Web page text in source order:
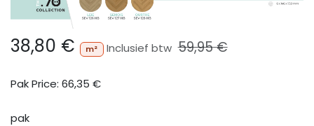
38,80 € m² Inclusief btw 59,95€
Pak Price: 66,35 €
pak